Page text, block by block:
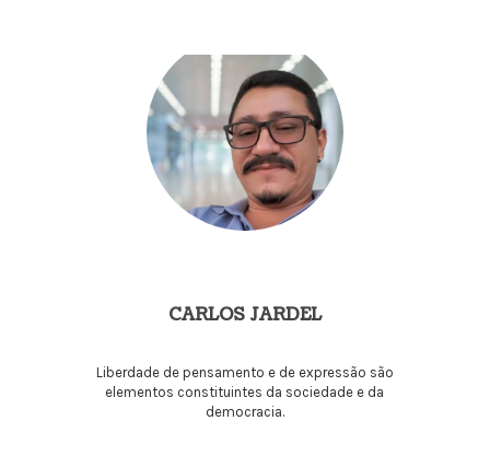
CARLOS JARDEL
Liberdade de pensamento e de expressão são
elementos constituintes da sociedade e da
democracia.